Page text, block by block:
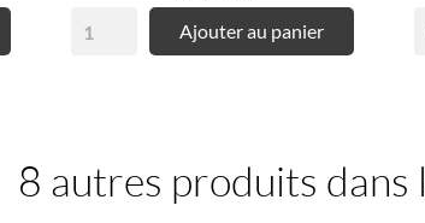
Ajouter au panier
8 autres produits dans